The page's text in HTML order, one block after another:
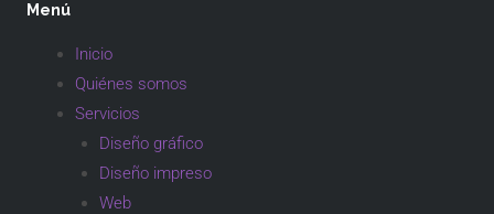
Menú
Inicio
Quiénes somos
Servicios
Diseño gráfico
Diseño impreso
Web